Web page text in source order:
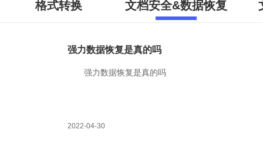
格式转换 文档安全&数据恢复
强力数据恢复是真的吗
强力数据恢复是真的吗
2022-04-30